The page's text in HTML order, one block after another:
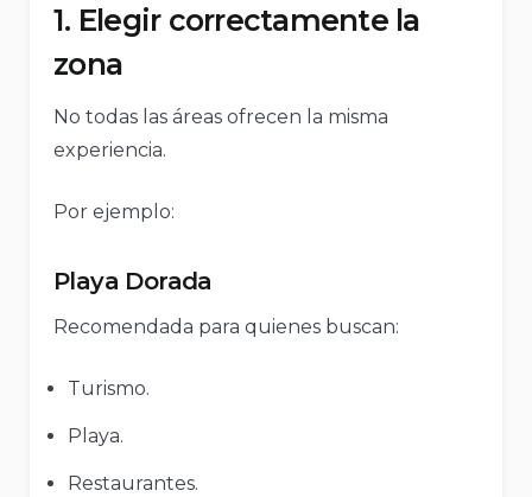
1. Elegir correctamente la
zona
No todas las áreas ofrecen la misma
experiencia.
Por ejemplo:
Playa Dorada
Recomendada para quienes buscan:
Turismo.
Playa.
Restaurantes.